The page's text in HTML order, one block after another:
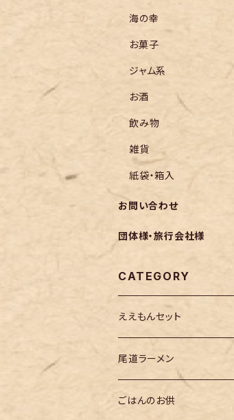
海の幸
お菓子
ジャム系
お酒
飲み物
雑貨
紙袋・箱入
お問い合わせ
団体様・旅行会社様
CATEGORY
ええもんセット
尾道ラーメン
ごはんのお供